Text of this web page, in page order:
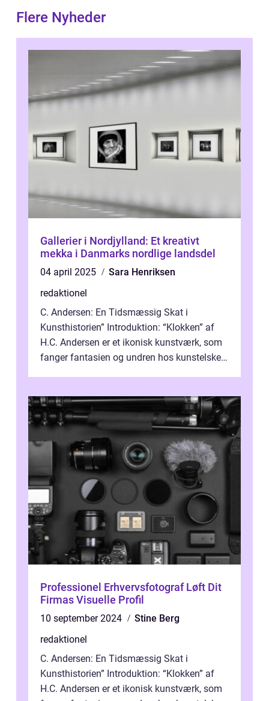
Flere Nyheder
Gallerier i Nordjylland: Et kreativt
mekka i Danmarks nordlige landsdel
04 april 2025
Sara Henriksen
redaktionel
C. Andersen: En Tidsmæssig Skat i
Kunsthistorien” Introduktion: “Klokken” af
H.C. Andersen er et ikonisk kunstværk, som
fanger fantasien og undren hos kunstelskere
Professionel Erhvervsfotograf Løft Dit
Firmas Visuelle Profil
10 september 2024
Stine Berg
redaktionel
C. Andersen: En Tidsmæssig Skat i
Kunsthistorien” Introduktion: “Klokken” af
H.C. Andersen er et ikonisk kunstværk, som